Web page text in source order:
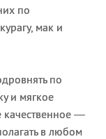
по
мак и
по
и мягкое
качественное —
в любом